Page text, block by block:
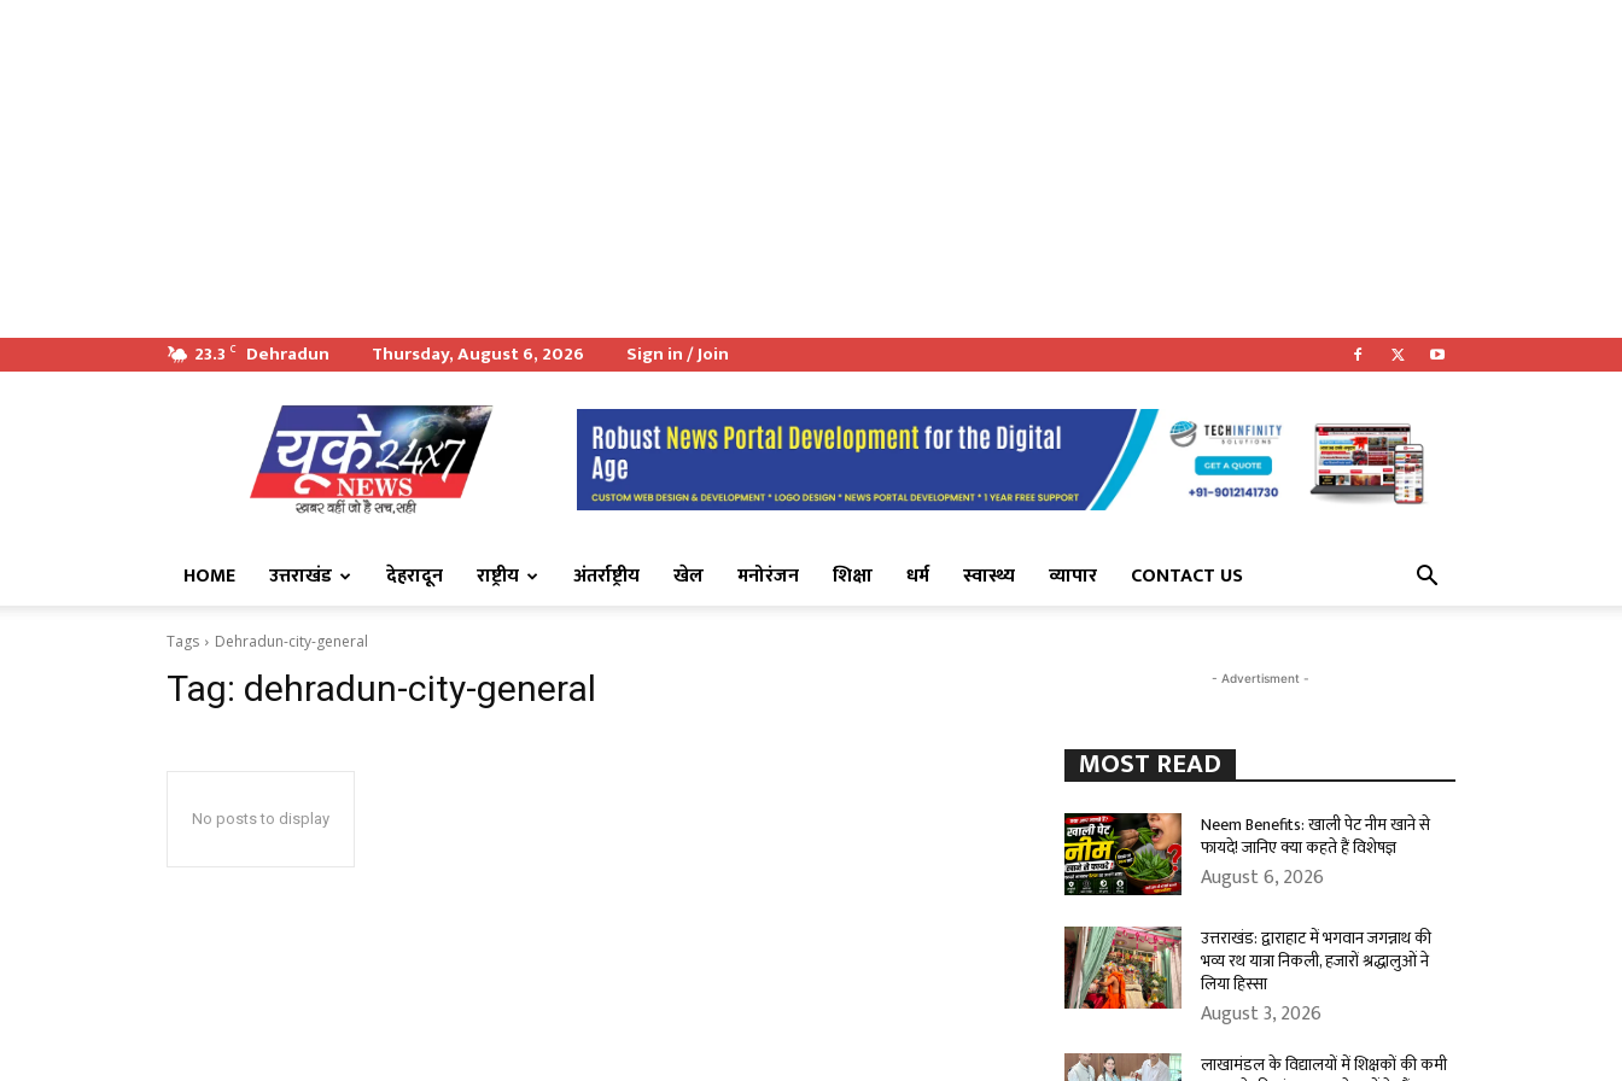
23.3 C Dehradun Thursday, August 6, 2026 Sign in / Join
खबर
वही
जो
सच
HOME उत्तराखंड देहरादून राष्ट्रीय अंतर्राष्ट्रीय खेल मनोरंजन शिक्षा धर्म स्वास्थ्य व्यापार CONTACT US
Tags Dehradun-city-general
Tag: dehradun-city-general
No posts to display
- Advertisment -
MOST READ
Neem Benefits: खाली पेट नीम खाने से
फायदे! जानिए क्या कहते हैं विशेषज्ञ
August 6, 2026
उत्तराखंड: द्वाराहाट में भगवान जगन्नाथ की
भव्य रथ यात्रा निकली, हजारों श्रद्धालुओं ने
लिया हिस्सा
August 3, 2026
लाखामंडल के विद्यालयों में शिक्षकों की कमी